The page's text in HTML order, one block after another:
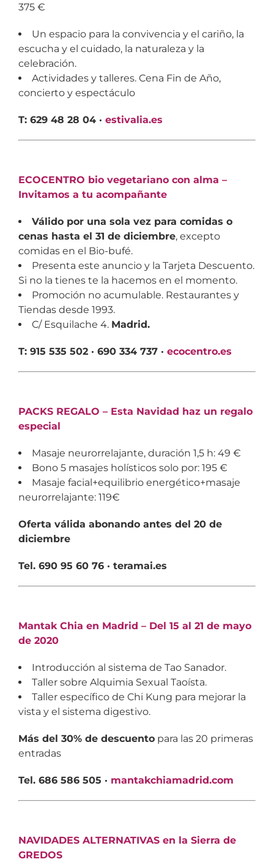
375 €
Un espacio para la convivencia y el cariño, la
escucha y el cuidado, la naturaleza y la
celebración.
Actividades y talleres. Cena Fin de Año,
concierto y espectáculo
T: 629 48 28 04 · estivalia.es
ECOCENTRO bio vegetariano con alma –
Invitamos a tu acompañante
Válido por una sola vez para comidas o
cenas hasta el 31 de diciembre, excepto
comidas en el Bio-bufé.
Presenta este anuncio y la Tarjeta Descuento.
Si no la tienes te la hacemos en el momento.
Promoción no acumulable. Restaurantes y
Tiendas desde 1993.
C/ Esquilache 4. Madrid.
T: 915 535 502 · 690 334 737 · ecocentro.es
PACKS REGALO – Esta Navidad haz un regalo
especial
Masaje neurorrelajante, duración 1,5 h: 49 €
Bono 5 masajes holísticos solo por: 195 €
Masaje facial+equilibrio energético+masaje
neurorrelajante: 119€
Oferta válida abonando antes del 20 de
diciembre
Tel. 690 95 60 76 · teramai.es
Mantak Chia en Madrid – Del 15 al 21 de mayo
de 2020
Introducción al sistema de Tao Sanador.
Taller sobre Alquimia Sexual Taoísta.
Taller específico de Chi Kung para mejorar la
vista y el sistema digestivo.
Más del 30% de descuento para las 20 primeras
entradas
Tel. 686 586 505 · mantakchiamadrid.com
NAVIDADES ALTERNATIVAS en la Sierra de
GREDOS